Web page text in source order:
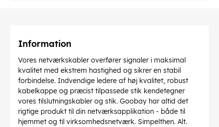
Information
Vores netværkskabler overfører signaler i maksimal
kvalitet med ekstrem hastighed og sikrer en stabil
forbindelse. Indvendige ledere af høj kvalitet, robust
kabelkappe og præcist tilpassede stik kendetegner
vores tilslutningskabler og stik. Goobay har altid det
rigtige produkt til din netværksapplikation - både til
hjemmet og til virksomhedsnetværk. Simpelthen. Alt.